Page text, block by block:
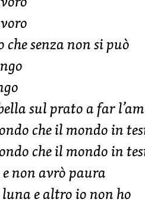
che senza non si può
sul prato a far
che il mondo in
che il mondo in
non avrò paura
e altro io non ho